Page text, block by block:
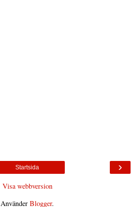
›
Startsida
Visa webbversion
Använder Blogger.